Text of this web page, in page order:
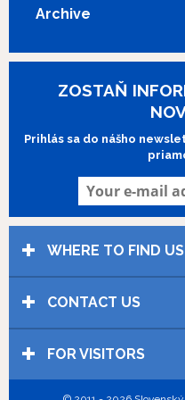
Archive
ZOSTAŇ
Prihlás sa do nášho
WHERE TO FIND US
CONTACT US
FOR VISITORS